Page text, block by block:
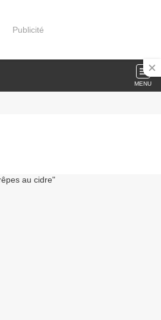
Publicité
MENU